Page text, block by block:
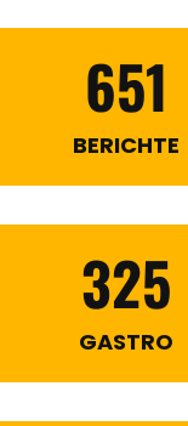
651
BERICHTE
325
GASTRO